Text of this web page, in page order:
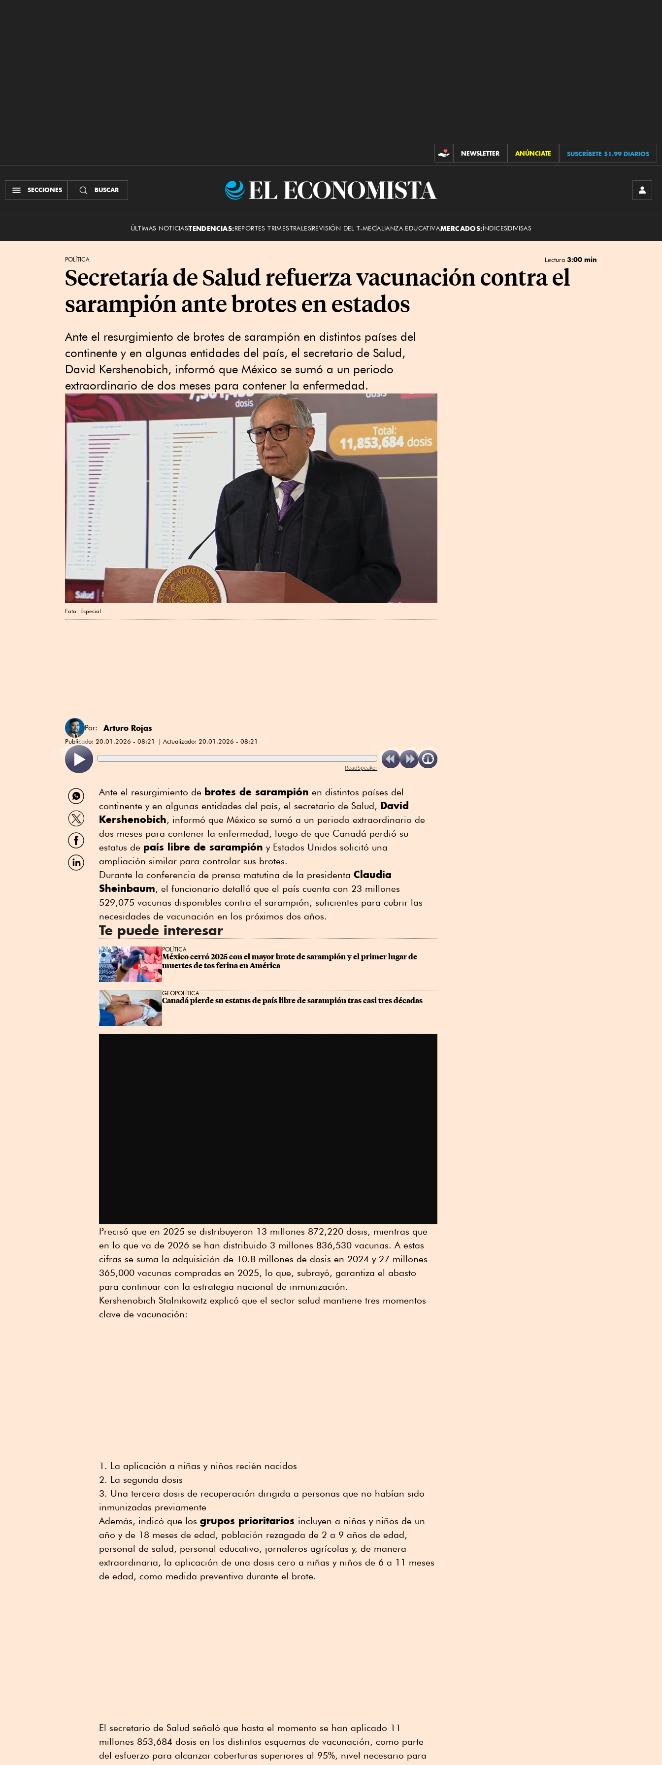
CONTRIBUCIONES
NEWSLETTER ANÚNCIATE SUSCRÍBETE $1.99 DIARIOS
SECCIONES BUSCAR
El
ÚLTIMAS NOTICIASTENDENCIAS:REPORTES TRIMESTRALESREVISIÓN DEL T-MECALIANZA EDUCATIVAMERCADOS:ÍNDICESDIVISAS
POLÍTICA Lectura 3:00 min
Secretaría de Salud refuerza vacunación contra el
sarampión ante brotes en estados
Ante el resurgimiento de brotes de sarampión en distintos países del
continente y en algunas entidades del país, el secretario de Salud,
David Kershenobich, informó que México se sumó a un periodo
extraordinario de dos meses para contener la enfermedad.
Foto: Especial
Por: Arturo Rojas
Publicado: 20.01.2026 - 08:21 Actualizado: 20.01.2026 - 08:21
ReadSpeaker
Compartir
por
WhatsApp
Compartir
por
Twitter
Compartir
por
Facebook
Compartir
por
Ante el resurgimiento de brotes de sarampión en distintos países del
continente y en algunas entidades del país, el secretario de Salud, David
Kershenobich, informó que México se sumó a un periodo extraordinario de
dos meses para contener la enfermedad, luego de que Canadá perdió su
estatus de país libre de sarampión y Estados Unidos solicitó una
ampliación similar para controlar sus brotes.
Durante la conferencia de prensa matutina de la presidenta Claudia
Sheinbaum, el funcionario detalló que el país cuenta con 23 millones
529,075 vacunas disponibles contra el sarampión, suficientes para cubrir las
necesidades de vacunación en los próximos dos años.
Te puede interesar
POLÍTICA
México cerró 2025 con el mayor brote de sarampión y el primer lugar de
muertes de tos ferina en América
GEOPOLÍTICA
Canadá pierde su estatus de país libre de sarampión tras casi tres décadas
Precisó que en 2025 se distribuyeron 13 millones 872,220 dosis, mientras que
en lo que va de 2026 se han distribuido 3 millones 836,530 vacunas. A estas
cifras se suma la adquisición de 10.8 millones de dosis en 2024 y 27 millones
365,000 vacunas compradas en 2025, lo que, subrayó, garantiza el abasto
para continuar con la estrategia nacional de inmunización.
Kershenobich Stalnikowitz explicó que el sector salud mantiene tres momentos
clave de vacunación:
La aplicación a niñas y niños recién nacidos
La segunda dosis
Una tercera dosis de recuperación dirigida a personas que no habían sido
inmunizadas previamente
Además, indicó que los grupos prioritarios incluyen a niñas y niños de un
año y de 18 meses de edad, población rezagada de 2 a 9 años de edad,
personal de salud, personal educativo, jornaleros agrícolas y, de manera
extraordinaria, la aplicación de una dosis cero a niñas y niños de 6 a 11 meses
de edad, como medida preventiva durante el brote.
El secretario de Salud señaló que hasta el momento se han aplicado 11
millones 853,684 dosis en los distintos esquemas de vacunación, como parte
del esfuerzo para alcanzar coberturas superiores al 95%, nivel necesario para